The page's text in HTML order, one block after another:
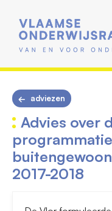
adviezen
Advies over
2017-2018